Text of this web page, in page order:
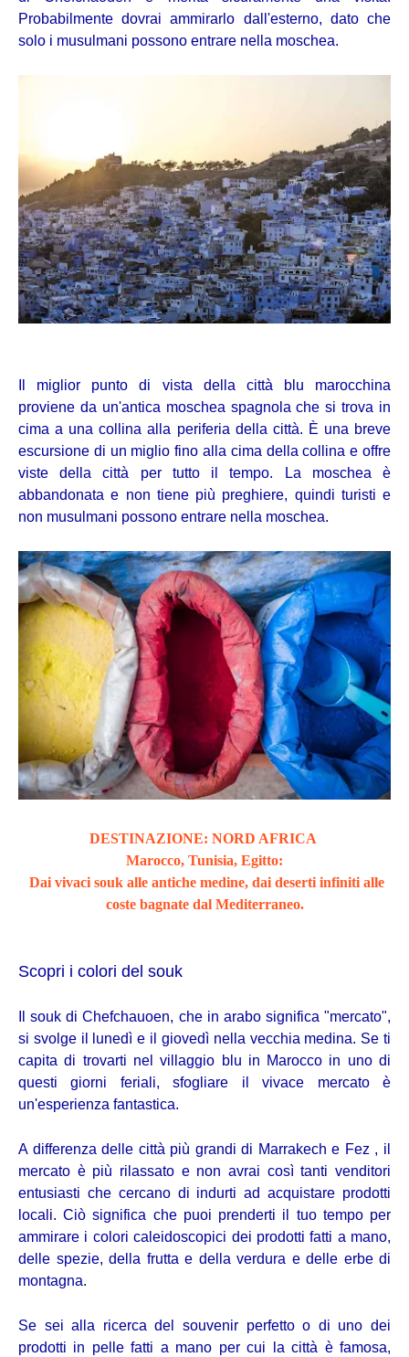
Probabilmente dovrai ammirarlo dall'esterno, dato che
solo i musulmani possono entrare nella moschea.
Il miglior punto di vista della città blu marocchina
proviene da un'antica moschea spagnola che si trova in
cima a una collina alla periferia della città. È una breve
escursione di un miglio fino alla cima della collina e offre
viste della città per tutto il tempo. La moschea è
abbandonata e non tiene più preghiere, quindi turisti e
non musulmani possono entrare nella moschea.
DESTINAZIONE: NORD AFRICA
Marocco, Tunisia, Egitto:
Dai vivaci souk alle antiche medine, dai deserti infiniti alle
coste bagnate dal Mediterraneo.
Scopri i colori del souk
Il souk di Chefchauoen, che in arabo significa "mercato",
si svolge il lunedì e il giovedì nella vecchia medina. Se ti
capita di trovarti nel villaggio blu in Marocco in uno di
questi giorni feriali, sfogliare il vivace mercato è
un'esperienza fantastica.
A differenza delle città più grandi di Marrakech e Fez , il
mercato è più rilassato e non avrai così tanti venditori
entusiasti che cercano di indurti ad acquistare prodotti
locali. Ciò significa che puoi prenderti il ​​​​tuo tempo per
ammirare i colori caleidoscopici dei prodotti fatti a mano,
delle spezie, della frutta e della verdura e delle erbe di
montagna.
Se sei alla ricerca del souvenir perfetto o di uno dei
prodotti in pelle fatti a mano per cui la città è famosa,